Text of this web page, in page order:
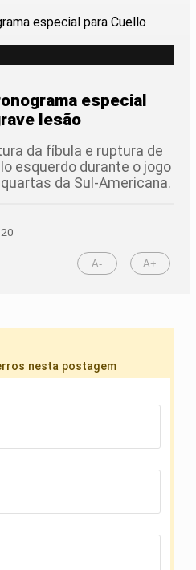
especial
lesão
da fíbula e ruptura de
esquerdo durante o jogo
da Sul-Americana.
A- A+
nesta postagem